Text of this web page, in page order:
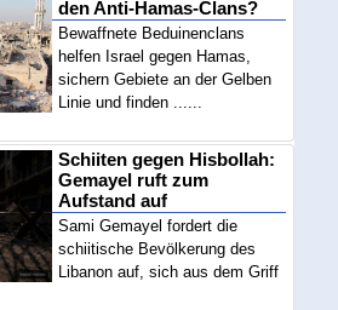
den Anti-Hamas-Clans?
Bewaffnete Beduinenclans
helfen Israel gegen Hamas,
sichern Gebiete an der Gelben
Linie und finden ......
Schiiten gegen Hisbollah:
Gemayel ruft zum
Aufstand auf
Sami Gemayel fordert die
schiitische Bevölkerung des
Libanon auf, sich aus dem Griff